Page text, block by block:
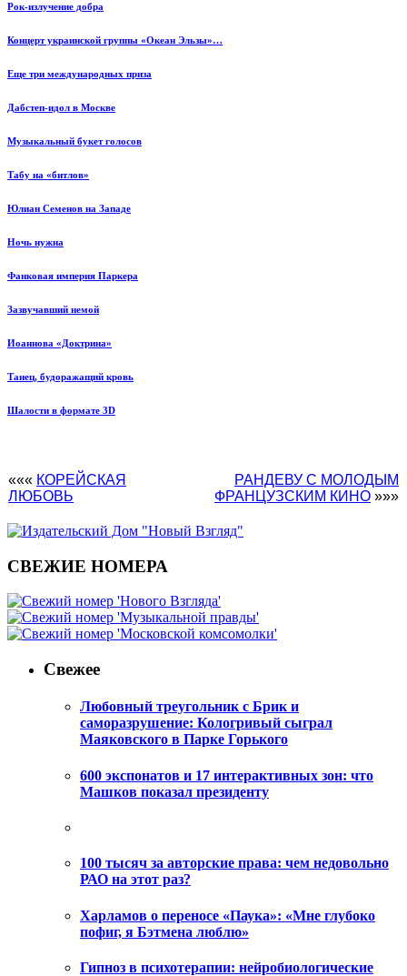
Рок-излучение добра
Концерт украинской группы «Океан Эльзы»…
Еще три международных приза
Дабстеп-идол в Москве
Музыкальный букет голосов
Табу на «битлов»
Юлиан Семенов на Западе
Ночь нужна
Фанковая империя Паркера
Зазвучавший немой
Иоаннова «Доктрина»
Танец, будоражащий кровь
Шалости в формате 3D
««« КОРЕЙСКАЯ
ЛЮБОВЬ
РАНДЕВУ С МОЛОДЫМ
ФРАНЦУЗСКИМ КИНО »»»
СВЕЖИЕ НОМЕРА
Свежее
Любовный треугольник с Брик и
саморазрушение: Кологривый сыграл
Маяковского в Парке Горького
600 экспонатов и 17 интерактивных зон: что
Машков показал президенту
100 тысяч за авторские права: чем недовольно
РАО на этот раз?
Харламов о переносе «Паука»: «Мне глубоко
пофиг, я Бэтмена люблю»
Гипноз в психотерапии: нейробиологические